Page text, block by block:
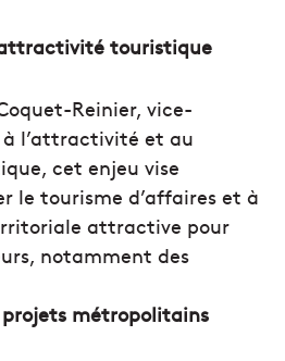
touristique
Reinier, vice-
l’attractivité et au
cet enjeu vise
le tourisme d’affaires et à
attractive pour
notamment des
projets métropolitains